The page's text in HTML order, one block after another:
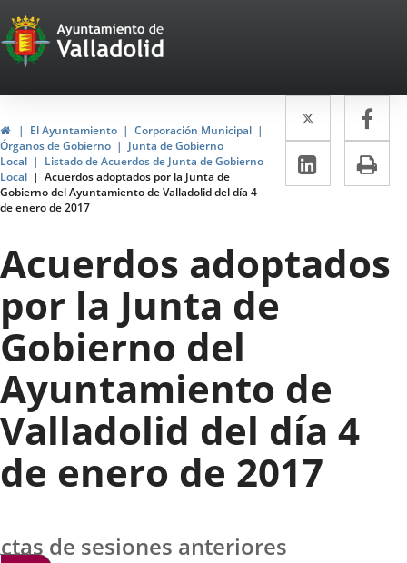
Portal
Web
del
Ayuntamiento
de
Valladolid
HomeEl Ayuntamiento
Corporación Municipal
Órganos de Gobierno
Junta de Gobierno
Local
Listado de Acuerdos de Junta de Gobierno
Local
Acuerdos adoptados por la Junta de
Gobierno del Ayuntamiento de Valladolid del día 4
de enero de 2017
Twitter
Enlace
a
una
a
Linkedin
Enlace
a
externa.
Acuerdos adoptados
por la Junta de
Gobierno del
Ayuntamiento de
Valladolid del día 4
de enero de 2017
de sesiones anteriores